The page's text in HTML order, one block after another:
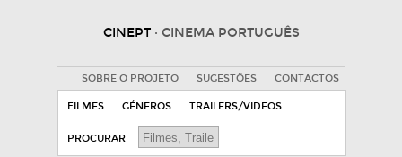
CINEPT · CINEMA PORTUGUÊS
SOBRE O PROJETO SUGESTÕES CONTACTOS
FILMES GÉNEROS TRAILERS/VIDEOS
PROCURAR